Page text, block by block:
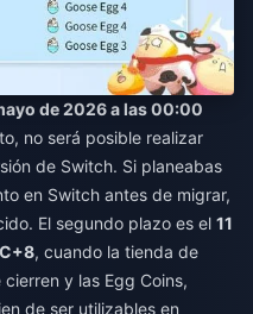
de 2026 a las 00:00
no será posible realizar
de Switch. Si planeabas
en Switch antes de migrar,
El segundo plazo es el 11
, cuando la tienda de
y las Egg Coins,
de ser utilizables en